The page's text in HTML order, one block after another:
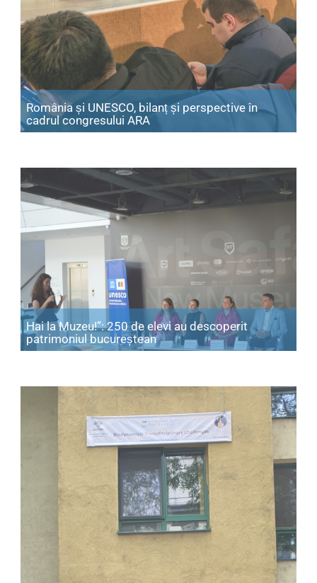
România și UNESCO, bilanț și perspective în
cadrul congresului ARAArticol: România și UNESCO,
Hai la Muzeu!”: 250 de elevi au descoperit
patrimoniul bucureșteanArticol: Hai la Muzeu!”: 250